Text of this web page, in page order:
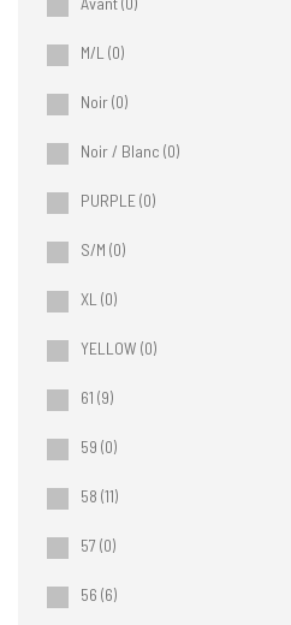
M/L (0)
Noir(0)
Noir / Blanc (0)
PURPLE(0)
S/M (0)
XL (0)
YELLOW (0)
61 (9)
59 (0)
58 (11)
57 (0)
56 (6)